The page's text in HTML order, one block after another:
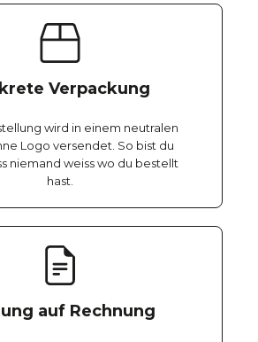
Verpackung
wird in einem neutralen
Logo versendet. So bist du
niemand weiss wo du bestellt
hast.
auf Rechnung